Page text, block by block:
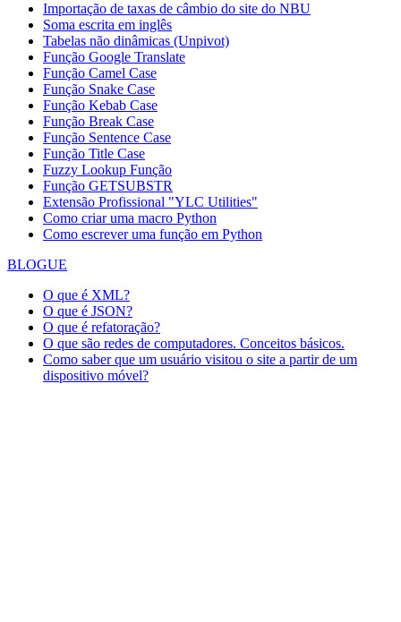
Importação de taxas de câmbio do site do NBU
Soma escrita em inglês
Tabelas não dinâmicas (Unpivot)
Função Google Translate
Função Camel Case
Função Snake Case
Função Kebab Case
Função Break Case
Função Sentence Case
Função Title Case
Fuzzy Lookup Função
Função GETSUBSTR
Extensão Profissional "YLC Utilities"
Como criar uma macro Python
Como escrever uma função em Python
BLOGUE
O que é XML?
O que é JSON?
O que é refatoração?
O que são redes de computadores. Conceitos básicos.
Como saber que um usuário visitou o site a partir de um
dispositivo móvel?